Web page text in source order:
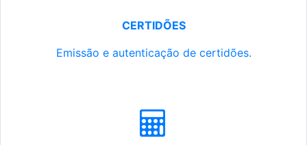
CERTIDÕES
Emissão e autenticação de certidões.